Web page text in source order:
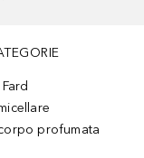
profumata